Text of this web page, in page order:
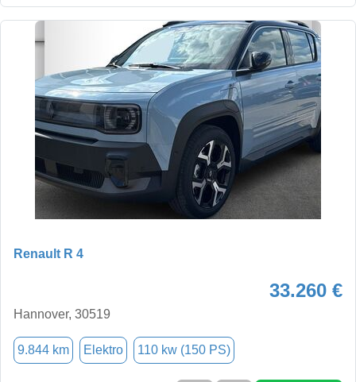
Renault R 4
33.260 €
Hannover, 30519
9.844 km Elektro 110 kw (150 PS)